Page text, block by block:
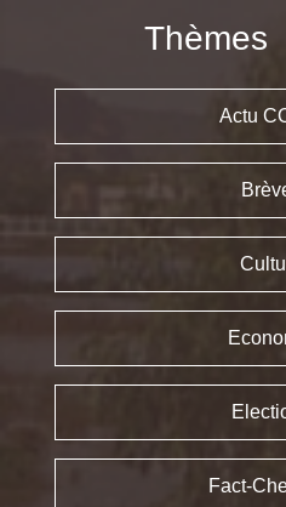
Thèmes
Actu
Fact-